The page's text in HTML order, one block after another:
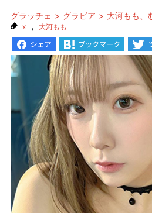
グラッチェ グラビア 大河もも、
x , 大河もも